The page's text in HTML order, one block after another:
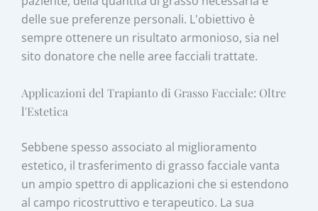
delle sue preferenze personali. L'obiettivo è
sempre ottenere un risultato armonioso, sia nel
sito donatore che nelle aree facciali trattate.
Applicazioni del Trapianto di Grasso Facciale: Oltre
l'Estetica
Sebbene spesso associato al miglioramento
estetico, il trasferimento di grasso facciale vanta
un ampio spettro di applicazioni che si estendono
al campo ricostruttivo e terapeutico. La sua